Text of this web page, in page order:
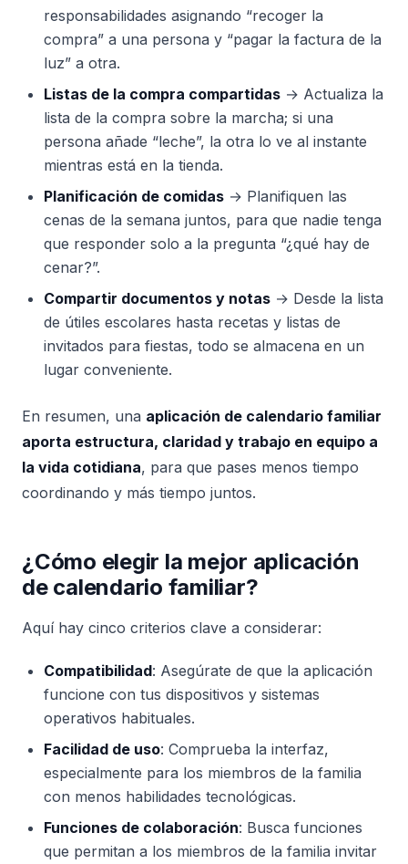
responsabilidades asignando “recoger la
compra” a una persona y “pagar la factura de la
luz” a otra.
Listas de la compra compartidas → Actualiza la
lista de la compra sobre la marcha; si una
persona añade “leche”, la otra lo ve al instante
mientras está en la tienda.
Planificación de comidas → Planifiquen las
cenas de la semana juntos, para que nadie tenga
que responder solo a la pregunta “¿qué hay de
cenar?”.
Compartir documentos y notas → Desde la lista
de útiles escolares hasta recetas y listas de
invitados para fiestas, todo se almacena en un
lugar conveniente.
En resumen, una aplicación de calendario familiar
aporta estructura, claridad y trabajo en equipo a
la vida cotidiana, para que pases menos tiempo
coordinando y más tiempo juntos.
¿Cómo elegir la mejor aplicación
de calendario familiar?
Aquí hay cinco criterios clave a considerar:
Compatibilidad: Asegúrate de que la aplicación
funcione con tus dispositivos y sistemas
operativos habituales.
Facilidad de uso: Comprueba la interfaz,
especialmente para los miembros de la familia
con menos habilidades tecnológicas.
Funciones de colaboración: Busca funciones
que permitan a los miembros de la familia invitar